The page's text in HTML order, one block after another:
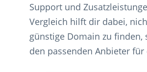
Support und
Vergleich hilft dir dabei,
günstige Domain zu finden,
den passenden Anbieter